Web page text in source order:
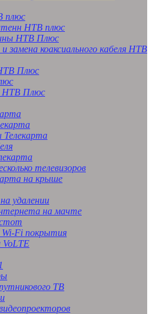
плюс
НТВ плюс
НТВ Плюс
замена коаксиального кабеля НТВ
Плюс
НТВ Плюс
Телекарта
телевизоров
на крыше
удалении
на мачте
Wi-Fi покрытия
VoLTE
ТВ